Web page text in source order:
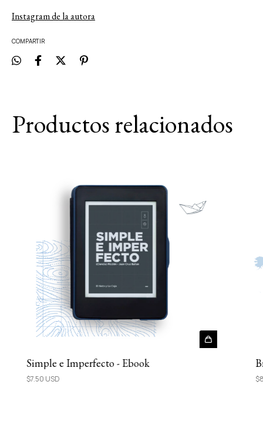
Instagram de la autora
COMPARTIR
Productos relacionados
Simple e Imperfecto - Ebook
$7.50 USD